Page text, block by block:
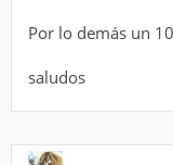
Por lo demás un
saludos